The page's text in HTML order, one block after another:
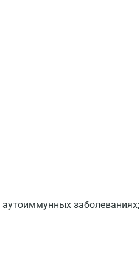
заболеваниях;
Астрахань